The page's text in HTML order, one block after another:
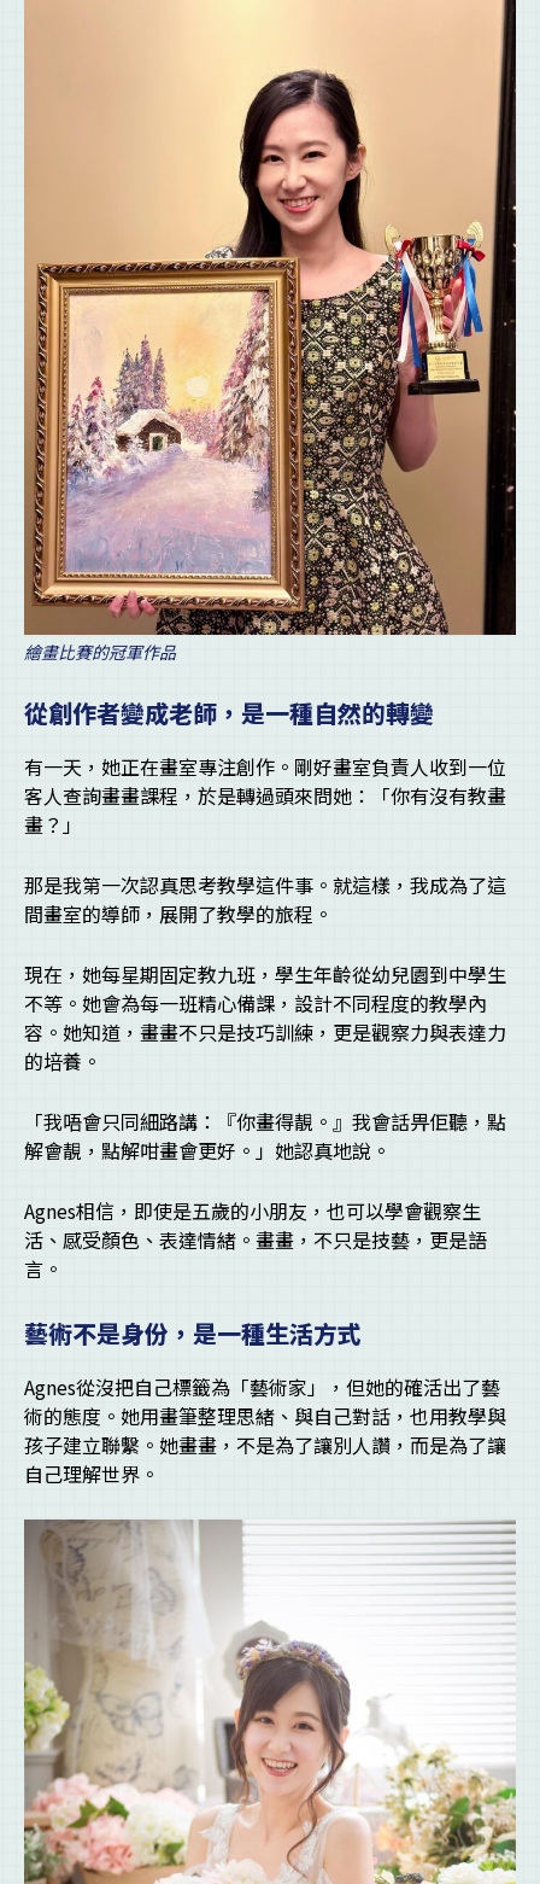
繪畫比賽的冠軍作品
從創作者變成老師，是一種自然的轉變
有一天，她正在畫室專注創作。剛好畫室負責人收到一位
客人查詢畫畫課程，於是轉過頭來問她：「你有沒有教畫
畫？」
那是我第一次認真思考教學這件事。就這樣，我成為了這
間畫室的導師，展開了教學的旅程。
現在，她每星期固定教九班，學生年齡從幼兒園到中學生
不等。她會為每一班精心備課，設計不同程度的教學內
容。她知道，畫畫不只是技巧訓練，更是觀察力與表達力
的培養。
「我唔會只同細路講：『你畫得靚。』我會話畀佢聽，點
解會靚，點解咁畫會更好。」她認真地說。
Agnes相信，即使是五歲的小朋友，也可以學會觀察生
活、感受顏色、表達情緒。畫畫，不只是技藝，更是語
言。
藝術不是身份，是一種生活方式
Agnes從沒把自己標籤為「藝術家」，但她的確活出了藝
術的態度。她用畫筆整理思緒、與自己對話，也用教學與
孩子建立聯繫。她畫畫，不是為了讓別人讚，而是為了讓
自己理解世界。